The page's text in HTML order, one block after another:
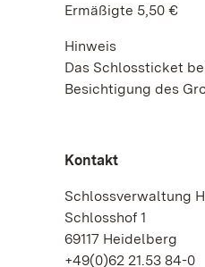
Ermäßigte 5,50 €
Hinweis
Das Schlossticket
Besichtigung des
Kontakt
Schlossverwaltung
Schlosshof 1
69117 Heidelberg
+49(0)62 21.53 84-0